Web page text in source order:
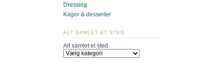
Dressing
Kager & desserter
ALT SAMLET ET STED
Alt samlet et sted